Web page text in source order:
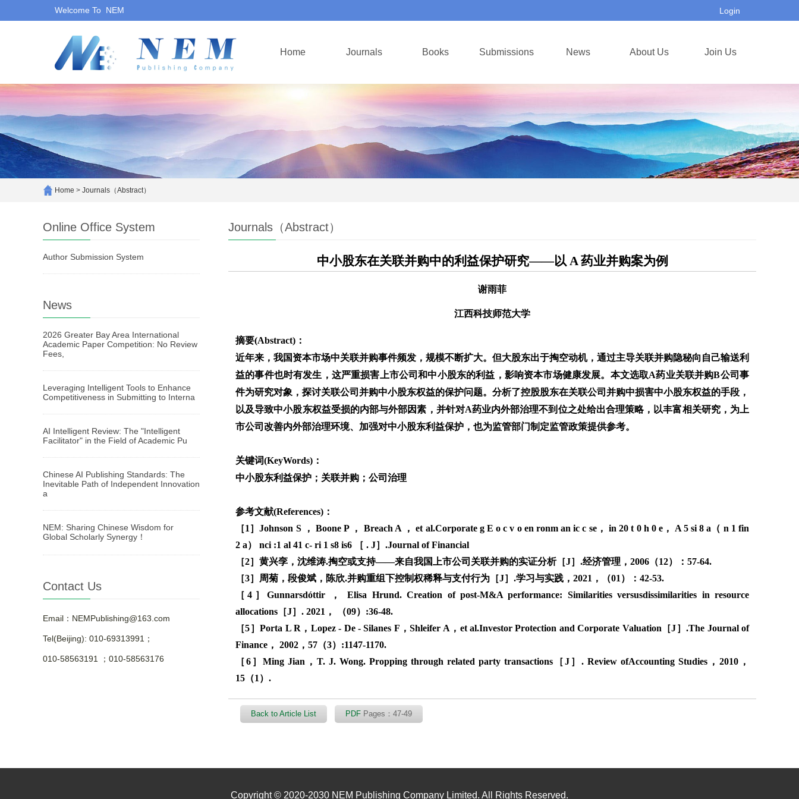
Welcome To NEM Login
Home Journals Books Submissions News About Us Join Us
Home > Journals（Abstract）
Online Office System
Author Submission System
News
2026 Greater Bay Area International
Academic Paper Competition: No Review
Fees,
Leveraging Intelligent Tools to Enhance
Competitiveness in Submitting to Interna
AI Intelligent Review: The "Intelligent
Facilitator" in the Field of Academic Pu
Chinese AI Publishing Standards: The
Inevitable Path of Independent Innovation
a
NEM: Sharing Chinese Wisdom for
Global Scholarly Synergy！
Contact Us
Email：NEMPublishing@163.com
Tel(Beijing): 010-69313991；
010-58563191 ；010-58563176
Journals（Abstract）
中小股东在关联并购中的利益保护研究——以 A 药业并购案为例
谢雨菲
江西科技师范大学
摘要(Abstract)：
近年来，我国资本市场中关联并购事件频发，规模不断扩大。但大股东出于掏空动机，通过主导关联并购隐秘向自己输送利
益的事件也时有发生，这严重损害上市公司和中小股东的利益，影响资本市场健康发展。本文选取A药业关联并购B公司事
件为研究对象，探讨关联公司并购中小股东权益的保护问题。分析了控股股东在关联公司并购中损害中小股东权益的手段，
以及导致中小股东权益受损的内部与外部因素，并针对A药业内外部治理不到位之处给出合理策略，以丰富相关研究，为上
市公司改善内外部治理环境、加强对中小股东利益保护，也为监管部门制定监管政策提供参考。
关键词(KeyWords)：
中小股东利益保护；关联并购；公司治理
参考文献(References)：
［1］Johnson S ， Boone P ， Breach A ， et al.Corporate g E o c v o en ronm an ic c se， in 20 t 0 h 0 e， A 5 si 8 a（ n 1 fin
2 a） nci :1 al 41 c- ri 1 s8 is6 ［ . J］.Journal of Financial
［2］黄兴孪，沈维涛.掏空或支持——来自我国上市公司关联并购的实证分析［J］.经济管理，2006（12）：57-64.
［3］周菊，段俊斌，陈欣.并购重组下控制权稀释与支付行为［J］.学习与实践，2021，（01）：42-53.
［4］Gunnarsdóttir ， Elisa Hrund. Creation of post-M&A performance: Similarities versusdissimilarities in resource
allocations［J］. 2021， （09）:36-48.
［5］Porta L R，Lopez ‐ De ‐ Silanes F，Shleifer A，et al.Investor Protection and Corporate Valuation［J］.The Journal of
Finance， 2002，57（3）:1147-1170.
［6］Ming Jian，T. J. Wong. Propping through related party transactions［J］. Review ofAccounting Studies，2010，
15（1）.
Back to Article List PDF Pages：47-49
Copyright © 2020-2030 NEM Publishing Company Limited. All Rights Reserved.